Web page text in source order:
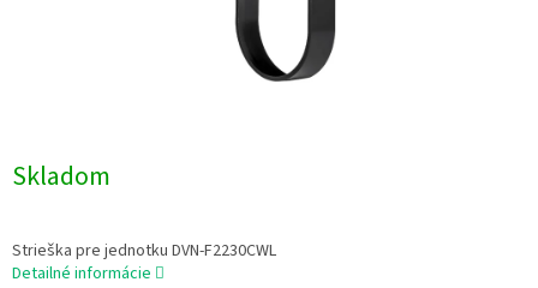
Skladom
Strieška pre jednotku DVN-F2230CWL
Detailné informácie